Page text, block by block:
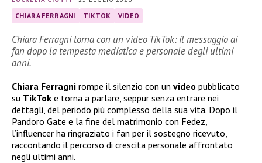
CHIARA FERRAGNI TIKTOK VIDEO
Chiara Ferragni torna con un video TikTok: il messaggio ai
fan dopo la tempesta mediatica e personale degli ultimi
anni.
Chiara Ferragni rompe il silenzio con un video pubblicato
su TikTok e torna a parlare, seppur senza entrare nei
dettagli, del periodo più complesso della sua vita. Dopo il
Pandoro Gate e la fine del matrimonio con Fedez,
l’influencer ha ringraziato i fan per il sostegno ricevuto,
raccontando il percorso di crescita personale affrontato
negli ultimi anni.